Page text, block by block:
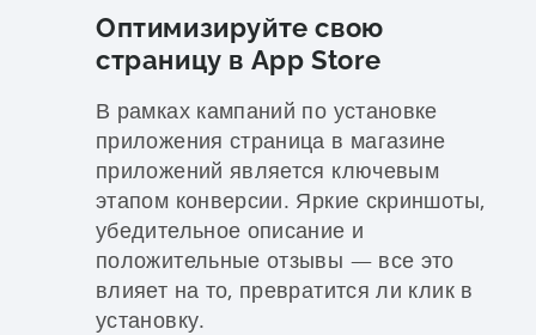
Оптимизируйте свою
страницу в App Store
В рамках кампаний по установке
приложения страница в магазине
приложений является ключевым
этапом конверсии. Яркие скриншоты,
убедительное описание и
положительные отзывы — все это
влияет на то, превратится ли клик в
установку.